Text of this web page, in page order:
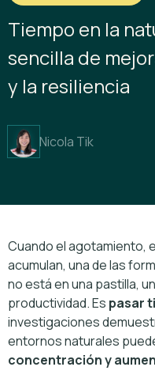
Tiempo en la
sencilla de
y la resiliencia
Nicola Tik
Cuando el agotamiento,
acumulan, una de las
no está en una pastilla,
productividad. Es pasar
investigaciones
entornos naturales
concentración y